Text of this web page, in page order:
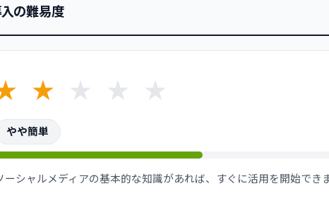
の難易度
★ ★ ★ ★
やや簡単
ーシャルメディアの基本的な知識があれば、すぐに活用を開始できま